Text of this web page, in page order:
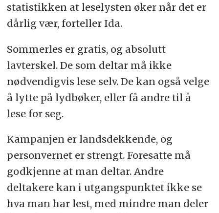
statistikken at leselysten øker når det er
dårlig vær, forteller Ida.
Sommerles er gratis, og absolutt
lavterskel. De som deltar må ikke
nødvendigvis lese selv. De kan også velge
å lytte på lydbøker, eller få andre til å
lese for seg.
Kampanjen er landsdekkende, og
personvernet er strengt. Foresatte må
godkjenne at man deltar. Andre
deltakere kan i utgangspunktet ikke se
hva man har lest, med mindre man deler